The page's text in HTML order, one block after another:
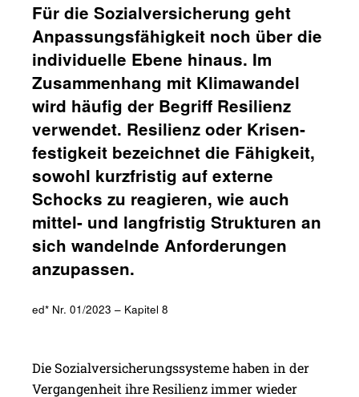
Für die Sozi­al­ver­si­che­rung geht
Anpas­sungs­fä­hig­keit noch über die
indi­vi­du­elle Ebene hinaus. Im
Zusam­men­hang mit Klima­wandel
wird häufig der Begriff Resi­lienz
verwendet. Resi­lienz oder ­Krisen­
fes­tig­keit bezeichnet die Fähig­keit,
sowohl kurz­fristig auf externe
Schocks zu reagieren, wie auch
mittel- und lang­fristig Struk­turen an
sich wandelnde Anfor­de­rungen
anzu­passen.
ed* Nr. 01/2023 – Kapitel 8
Die Sozialversicherungssysteme haben in der
Vergangenheit ihre Resilienz immer wieder